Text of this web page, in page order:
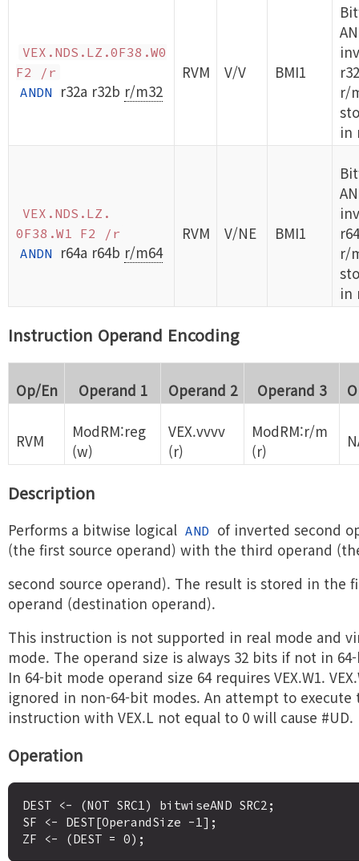
VEX.NDS.LZ.0F38.W0
F2 /r
ANDN
r32a r32b r/m32
RVM V/V BMI1
r/
in
VEX.NDS.LZ.
0F38.W1 F2 /r
ANDN
r64a r64b r/m64
RVM V/NE BMI1
r/
in
Instruction Operand Encoding
Op/En Operand 1 Operand 2 Operand 3
RVM
ModRM:reg
(w)
VEX.vvvv
(r)
ModRM:r/m
(r)
Description
Performs a bitwise logical AND of inverted second
(the first source operand) with the third operand
second source operand). The result is stored in the
operand (destination operand).
This instruction is not supported in real mode and
mode. The operand size is always 32 bits if not in
In 64-bit mode operand size 64 requires VEX.W1.
ignored in non-64-bit modes. An attempt to execute
instruction with VEX.L not equal to 0 will cause #UD.
Operation
DEST <- (NOT SRC1) bitwiseAND SRC2;
SF <- DEST[OperandSize -1];